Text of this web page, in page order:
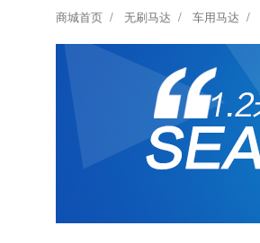
商城首页 / 无刷马达 / 车用马达 /